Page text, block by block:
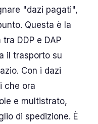
"dazi pagati",
Questa è la
DDP e DAP
il trasporto su
Con i dazi
che ora
e multistrato,
di spedizione. È